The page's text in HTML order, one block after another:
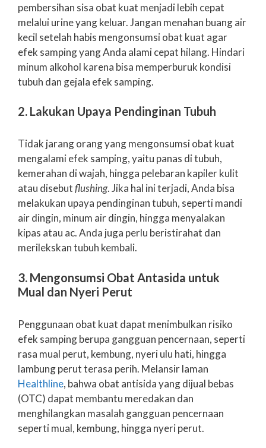
pembersihan sisa obat kuat menjadi lebih cepat
melalui urine yang keluar. Jangan menahan buang air
kecil setelah habis mengonsumsi obat kuat agar
efek samping yang Anda alami cepat hilang. Hindari
minum alkohol karena bisa memperburuk kondisi
tubuh dan gejala efek samping.
2. Lakukan Upaya Pendinginan Tubuh
Tidak jarang orang yang mengonsumsi obat kuat
mengalami efek samping, yaitu panas di tubuh,
kemerahan di wajah, hingga pelebaran kapiler kulit
atau disebutflushing. Jika hal ini terjadi, Anda bisa
melakukan upaya pendinginan tubuh, seperti mandi
air dingin, minum air dingin, hingga menyalakan
kipas atau ac. Anda juga perlu beristirahat dan
merilekskan tubuh kembali.
3. Mengonsumsi Obat Antasida untuk
Mual dan Nyeri Perut
Penggunaan obat kuat dapat menimbulkan risiko
efek samping berupa gangguan pencernaan, seperti
rasa mual perut, kembung, nyeri ulu hati, hingga
lambung perut terasa perih. Melansir laman
Healthline, bahwa obat antisida yang dijual bebas
(OTC) dapat membantu meredakan dan
menghilangkan masalah gangguan pencernaan
seperti mual, kembung, hingga nyeri perut.